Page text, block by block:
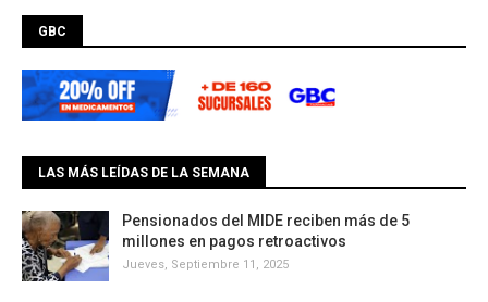
GBC
LAS MÁS LEÍDAS DE LA SEMANA
Pensionados del MIDE reciben más de 5
millones en pagos retroactivos
Jueves, Septiembre 11, 2025